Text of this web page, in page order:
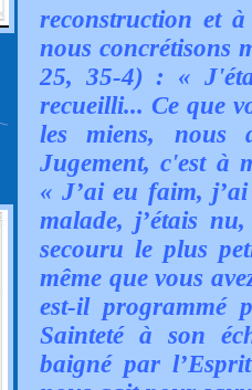
reconstruction et
nous concrétisons
25, 35-4) : «
recueilli... Ce que
les miens,
Jugement, c'est à
« J’ai eu faim,
malade, j’étais
secouru le plus
même que vous
est-il programmé
Sainteté à son
baigné par